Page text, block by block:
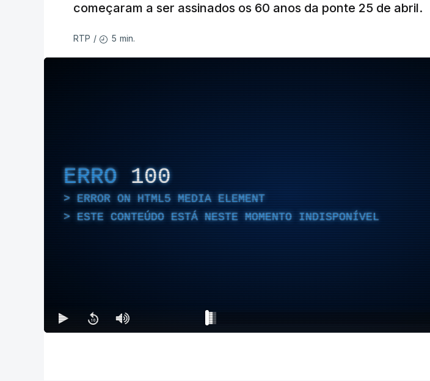
começaram a ser assinados os 60 anos da ponte 25 de abril.
RTP / 5 min.
ERRO 100
ERROR ON HTML5 MEDIA ELEMENT
ESTE CONTEÚDO ESTÁ NESTE MOMENTO INDISPONÍVEL